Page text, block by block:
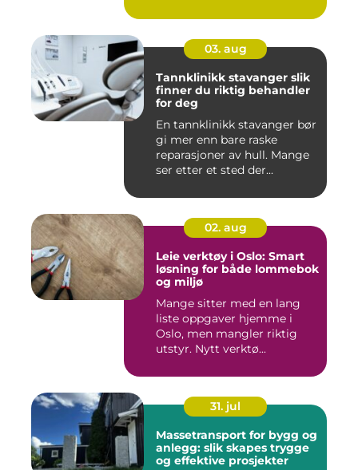
03. aug
Tannklinikk stavanger slik
finner du riktig behandler
for deg
En tannklinikk stavanger bør
gi mer enn bare raske
reparasjoner av hull. Mange
ser etter et sted der...
02. aug
Leie verktøy i Oslo: Smart
løsning for både lommebok
og miljø
Mange sitter med en lang
liste oppgaver hjemme i
Oslo, men mangler riktig
utstyr. Nytt verktø...
31. jul
Massetransport for bygg og
anlegg: slik skapes trygge
og effektive prosjekter